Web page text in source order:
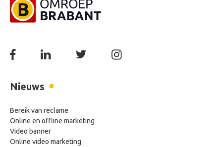
Nieuws
Bereik van reclame
Online en offline marketing
Video banner
Online video marketing